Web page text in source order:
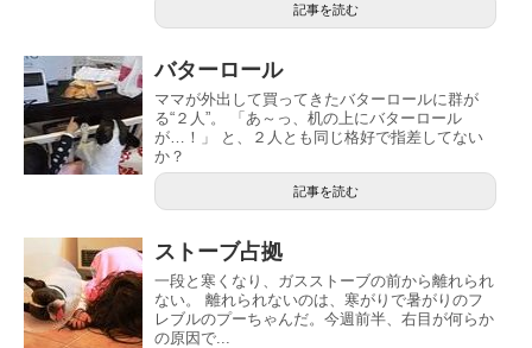
記事を読む
バターロール
ママが外出して買ってきたバターロールに群が
る“２人”。 「あ～っ、机の上にバターロール
が…！」 と、２人とも同じ格好で指差してない
か？
記事を読む
ストーブ占拠
一段と寒くなり、ガスストーブの前から離れられ
ない。 離れられないのは、寒がりで暑がりのフ
レブルのプーちゃんだ。今週前半、右目が何らか
の原因で...